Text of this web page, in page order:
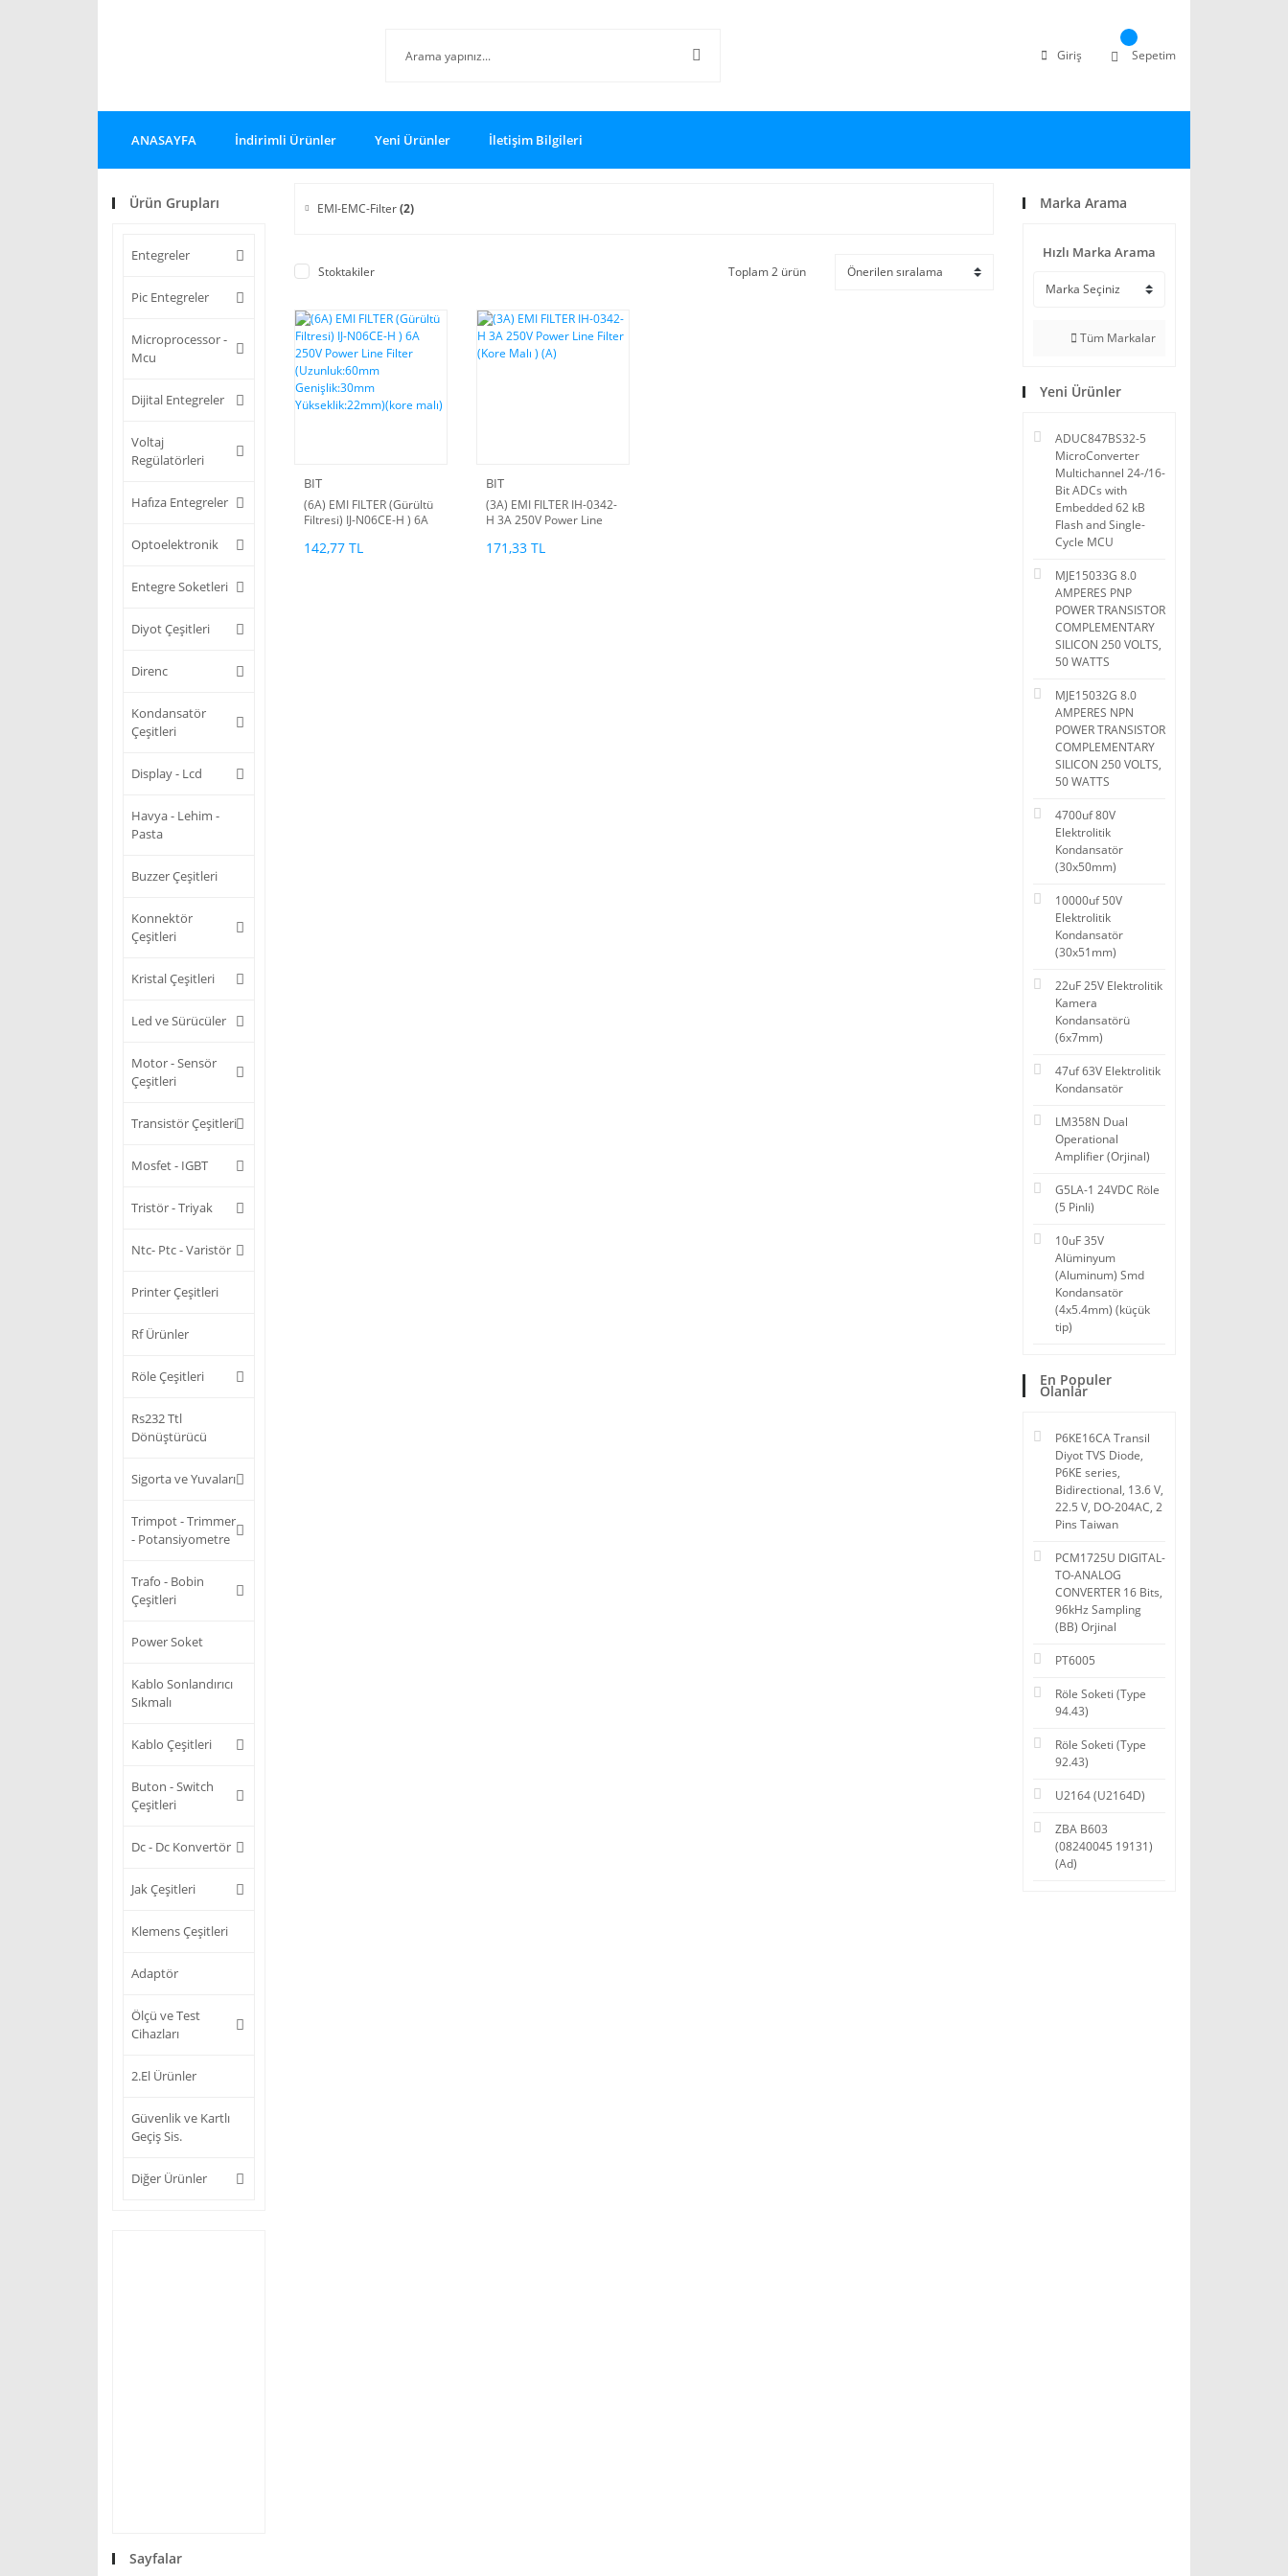
Giriş Sepetim
ANASAYFA İndirimli Ürünler Yeni Ürünler İletişim Bilgileri
Ürün Grupları
Entegreler
Pic Entegreler
Microprocessor -
Mcu
Dijital Entegreler
Voltaj
Regülatörleri
Hafıza Entegreler
Optoelektronik
Entegre Soketleri
Diyot Çeşitleri
Direnc
Kondansatör
Çeşitleri
Display - Lcd
Havya - Lehim -
Pasta
Buzzer Çeşitleri
Konnektör
Çeşitleri
Kristal Çeşitleri
Led ve Sürücüler
Motor - Sensör
Çeşitleri
Transistör Çeşitleri
Mosfet - IGBT
Tristör - Triyak
Ntc- Ptc - Varistör
Printer Çeşitleri
Rf Ürünler
Röle Çeşitleri
Rs232 Ttl
Dönüştürücü
Sigorta ve Yuvaları
Trimpot - Trimmer
- Potansiyometre
Trafo - Bobin
Çeşitleri
Power Soket
Kablo Sonlandırıcı
Sıkmalı
Kablo Çeşitleri
Buton - Switch
Çeşitleri
Dc - Dc Konvertör
Jak Çeşitleri
Klemens Çeşitleri
Adaptör
Ölçü ve Test
Cihazları
2.El Ürünler
Güvenlik ve Kartlı
Geçiş Sis.
Diğer Ürünler
Sayfalar
EMI-EMC-Filter(2)
Stoktakiler Toplam 2 ürün
BIT
(6A) EMI FILTER (Gürültü
Filtresi) IJ-N06CE-H ) 6A
(Uzunluk:60mm
142,77 TL
BIT
(3A) EMI FILTER IH-0342-
H 3A 250V Power Line
171,33 TL
Marka Arama
Hızlı Marka Arama
Tüm Markalar
Yeni Ürünler
ADUC847BS32-5
MicroConverter
Multichannel 24-/16-
Bit ADCs with
Embedded 62 kB
Flash and Single-
Cycle MCU
MJE15033G 8.0
AMPERES PNP
POWER TRANSISTOR
COMPLEMENTARY
SILICON 250 VOLTS,
50 WATTS
MJE15032G 8.0
AMPERES NPN
POWER TRANSISTOR
COMPLEMENTARY
SILICON 250 VOLTS,
50 WATTS
4700uf 80V
Elektrolitik
Kondansatör
(30x50mm)
10000uf 50V
Elektrolitik
Kondansatör
(30x51mm)
22uF 25V Elektrolitik
Kamera
Kondansatörü
(6x7mm)
47uf 63V Elektrolitik
Kondansatör
LM358N Dual
Operational
Amplifier (Orjinal)
G5LA-1 24VDC Röle
(5 Pinli)
10uF 35V
Alüminyum
(Aluminum) Smd
Kondansatör
(4x5.4mm) (küçük
tip)
En Populer
Olanlar
P6KE16CA Transil
Diyot TVS Diode,
P6KE series,
Bidirectional, 13.6 V,
22.5 V, DO-204AC, 2
Pins Taiwan
PCM1725U DIGITAL-
TO-ANALOG
CONVERTER 16 Bits,
96kHz Sampling
(BB) Orjinal
PT6005
Röle Soketi (Type
94.43)
Röle Soketi (Type
92.43)
U2164 (U2164D)
ZBA B603
(08240045 19131)
(Ad)